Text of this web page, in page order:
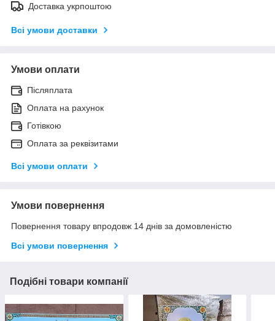
Доставка укрпоштою
Всі умови доставки
Умови оплати
Післяплата
Оплата на рахунок
Готівкою
Оплата за реквізитами
Всі умови оплати
Умови повернення
Повернення товару впродовж 14 днів за домовленістю
Всі умови повернення
Подібні товари компанії